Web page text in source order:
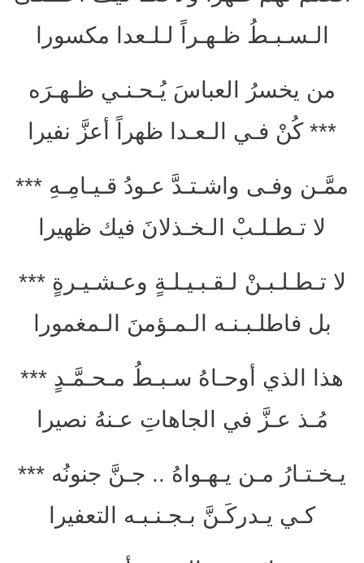
الـسـبـطُ ظـهـراً لـلـعدا مكسورا
من يخسرُ العباسَ يُـحـنـي ظـهـرَه
*** كُنْ فـي الـعـدا ظهراً أعزَّ نفيرا
ممَّـن وفـى واشـتـدَّ عـودُ قـيـامِـهِ ***
لا تـطـلـبْ الـخـذلانَ فيك ظهيرا
لا تـطـلـبـنْ لـقـبـيـلـةٍ وعـشـيـرةٍ ***
بل فاطلـبـنـه الـمـؤمنَ الـمغمورا
هذا الذي أوحـاهُ سـبـطُ مـحـمَّـدٍ ***
مُـذ عـزَّ في الجاهاتِ عـنهُ نصيرا
يـخـتـارُ مـن يـهـواهُ .. جـنَّ جنونُه ***
كـي يـدركَـنَّ بـجـنـبـه التعفيرا